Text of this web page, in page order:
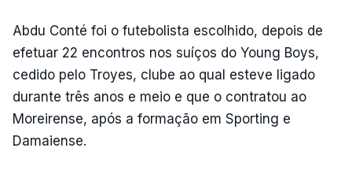
Abdu Conté foi o futebolista escolhido, depois de
efetuar 22 encontros nos suíços do Young Boys,
cedido pelo Troyes, clube ao qual esteve ligado
durante três anos e meio e que o contratou ao
Moreirense, após a formação em Sporting e
Damaiense.